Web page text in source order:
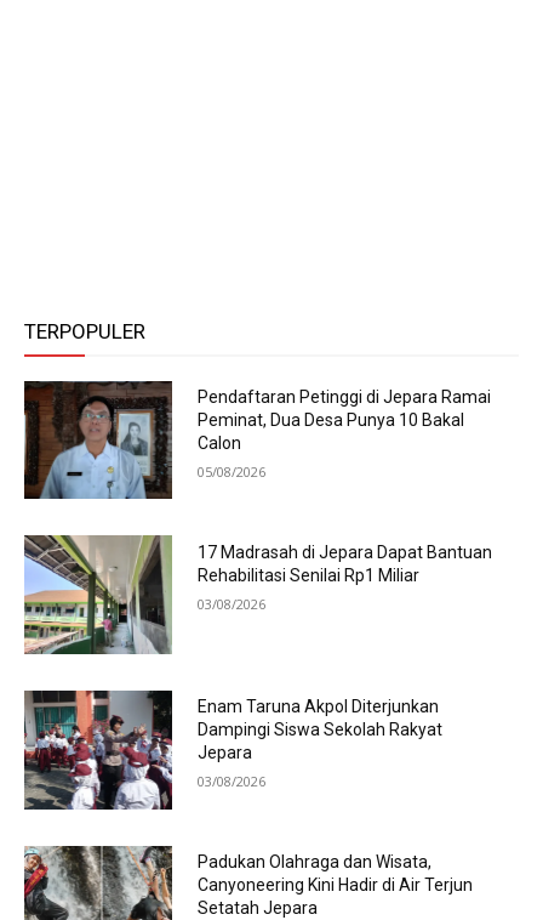
TERPOPULER
Pendaftaran Petinggi di Jepara Ramai
Peminat, Dua Desa Punya 10 Bakal
Calon
05/08/2026
17 Madrasah di Jepara Dapat Bantuan
Rehabilitasi Senilai Rp1 Miliar
03/08/2026
Enam Taruna Akpol Diterjunkan
Dampingi Siswa Sekolah Rakyat
Jepara
03/08/2026
Padukan Olahraga dan Wisata,
Canyoneering Kini Hadir di Air Terjun
Setatah Jepara